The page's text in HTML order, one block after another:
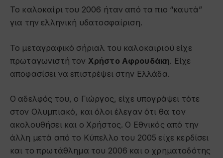
Το καλοκαίρι του 2006 ήταν από τα πιο “καυτά”
για την ελληνική υδατοσφαίριση.
Το μεταγραφικό σήριαλ του καλοκαιριού είχε
πρωταγωνιστή τον Χρήστο Αφρουδάκη. Είχε
αποφασίσει να επιστρέψει στην Ελλάδα.
Ο αδελφός του, ο Γιώργος, είχε υπογράψει τότε
στον Ολυμπιακό, και όλοι έλεγαν ότι θα τον
ακολουθήσει και ο Χρήστος. Ο Εθνικός από την
άλλη μετά από το Κύπελλο του 2005 είχε κερδίσει
και το πρωτάθλημα του 2006 και ο χρηματοδότης